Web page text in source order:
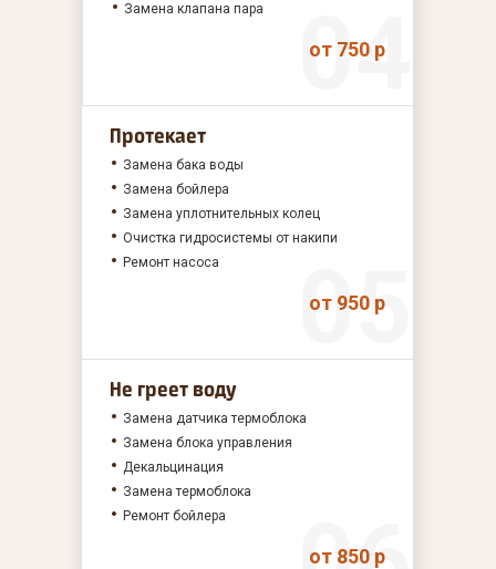
Замена клапана пара
от 750 р
Протекает
Замена бака воды
Замена бойлера
Замена уплотнительных колец
Очистка гидросистемы от накипи
Ремонт насоса
от 950 р
Не греет воду
Замена датчика термоблока
Замена блока управления
Декальцинация
Замена термоблока
Ремонт бойлера
от 850 р